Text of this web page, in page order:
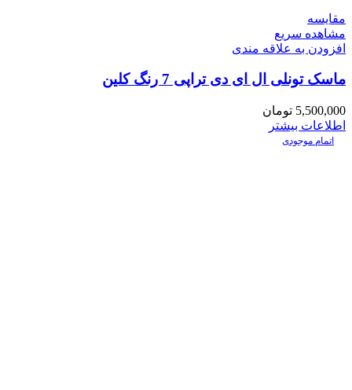
مقایسه
مشاهده سریع
افزودن به علاقه مندی
ماسک تونلی ال ای دی تراپی 7 رنگ کلین
5,500,000 تومان
اطلاعات بیشتر
اتمام موجودی